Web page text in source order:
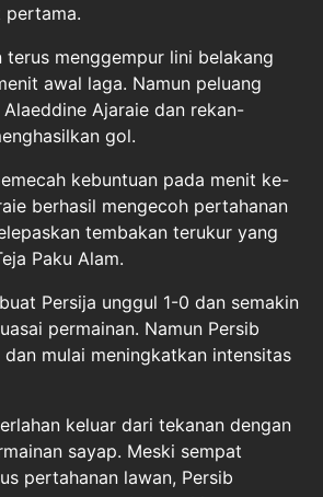
pertama.
terus menggempur lini belakang
awal laga. Namun peluang
Ajaraie dan rekan-
gol.
kebuntuan pada menit ke-
berhasil mengecoh pertahanan
tembakan terukur yang
Paku Alam.
Persija unggul 1-0 dan semakin
permainan. Namun Persib
mulai meningkatkan intensitas
keluar dari tekanan dengan
sayap. Meski sempat
pertahanan lawan, Persib